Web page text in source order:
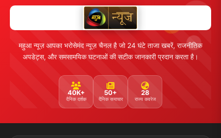
महुआ न्यूज़ आपका भरोसेमंद न्यूज़ चैनल है जो 24 घंटे ताजा खबरें, राजनीतिक
अपडेट्स, और समसामयिक घटनाओं की सटीक जानकारी प्रदान करता है।
40K+
दैनिक दर्शक
50+
दैनिक समाचार
28
राज्य कवरेज